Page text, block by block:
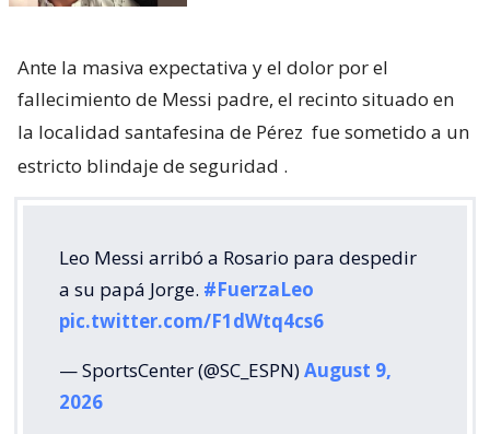
Ante la masiva expectativa y el dolor por el
fallecimiento de Messi padre, el recinto situado en
la localidad santafesina de Pérez fue sometido a un
estricto blindaje de seguridad .
Leo Messi arribó a Rosario para despedir
a su papá Jorge. #FuerzaLeo
pic.twitter.com/F1dWtq4cs6
— SportsCenter (@SC_ESPN)August 9,
2026